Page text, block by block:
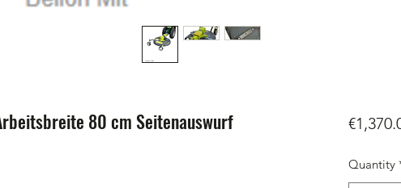
80 cm Seitenauswurf
Quantity